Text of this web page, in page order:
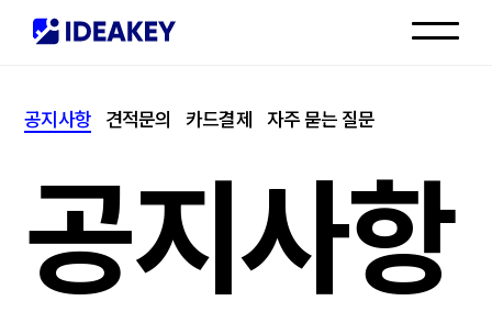
고객센터
공지사항 견적문의 카드결제 자주 묻는 질문
공지사항